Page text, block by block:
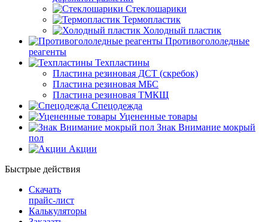
Стеклошарики
Термопластик
Холодный пластик
Противогололедные
реагенты
Техпластины
Пластина резиновая ДСТ (скребок)
Пластина резиновая МБС
Пластина резиновая ТМКЩ
Спецодежда
Уцененные товары
Знак Внимание мокрый
пол
Акции
Быстрые действия
Скачать
прайс-лист
Калькуляторы